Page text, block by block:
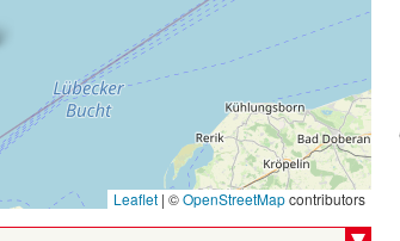
Leaflet | ©OpenStreetMapcontributors